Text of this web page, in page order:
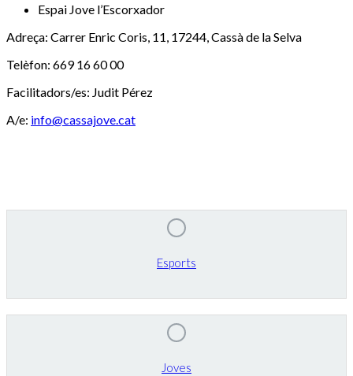
Espai Jove l’Escorxador
Adreça: Carrer Enric Coris, 11, 17244, Cassà de la Selva
Telèfon: 669 16 60 00
Facilitadors/es: Judit Pérez
A/e: info@cassajove.cat
Esports
Joves